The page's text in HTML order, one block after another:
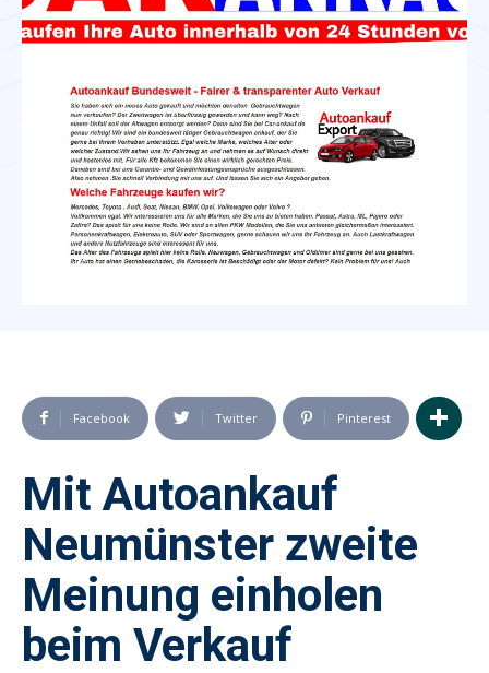
Facebook Twitter Pinterest
Mit Autoankauf
Neumünster zweite
Meinung einholen
beim Verkauf